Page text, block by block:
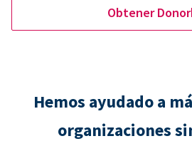
Obtener
Hemos ayudado a
organizaciones